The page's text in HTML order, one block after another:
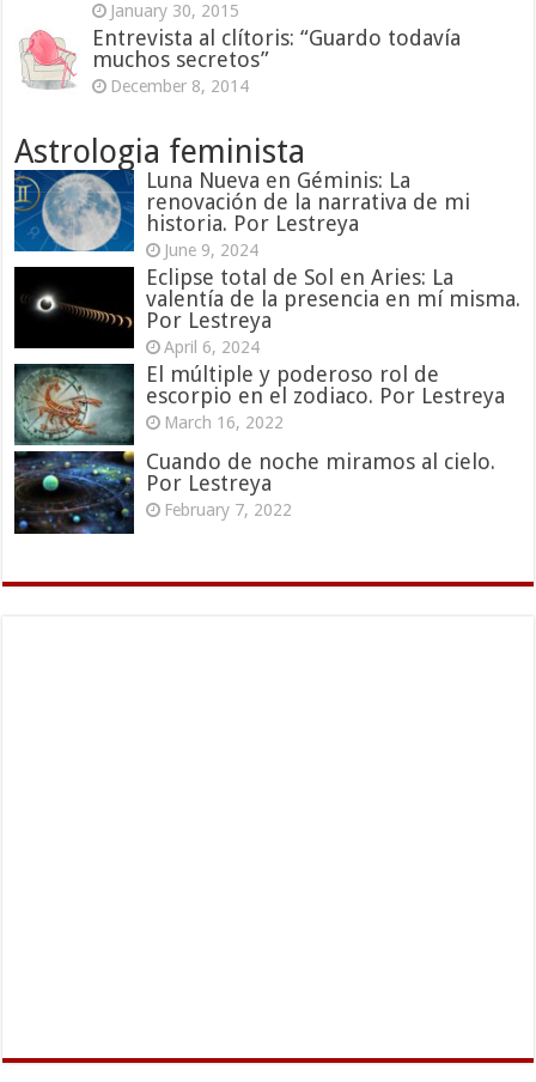
January 30, 2015
Entrevista al clítoris: “Guardo todavía
muchos secretos”
December 8, 2014
Astrologia feminista
Luna Nueva en Géminis: La
renovación de la narrativa de mi
historia. Por Lestreya
June 9, 2024
Eclipse total de Sol en Aries: La
valentía de la presencia en mí misma.
Por Lestreya
April 6, 2024
El múltiple y poderoso rol de
escorpio en el zodiaco. Por Lestreya
March 16, 2022
Cuando de noche miramos al cielo.
Por Lestreya
February 7, 2022